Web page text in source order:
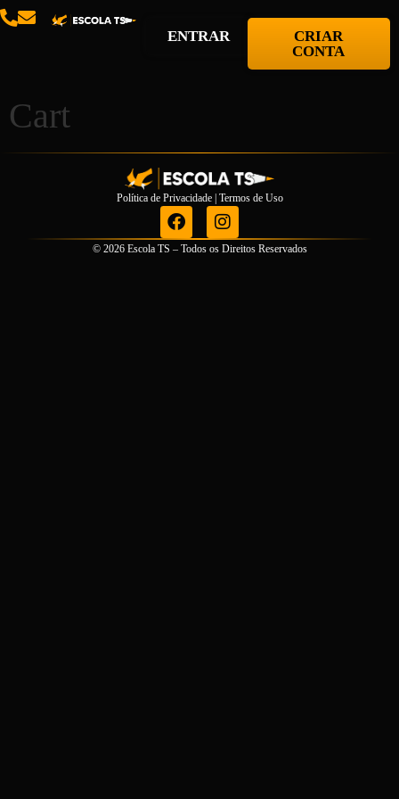
ENTRAR
CRIAR
CONTA
Cart
Política de Privacidade| Termos de Uso
© 2026 Escola TS – Todos os Direitos Reservados